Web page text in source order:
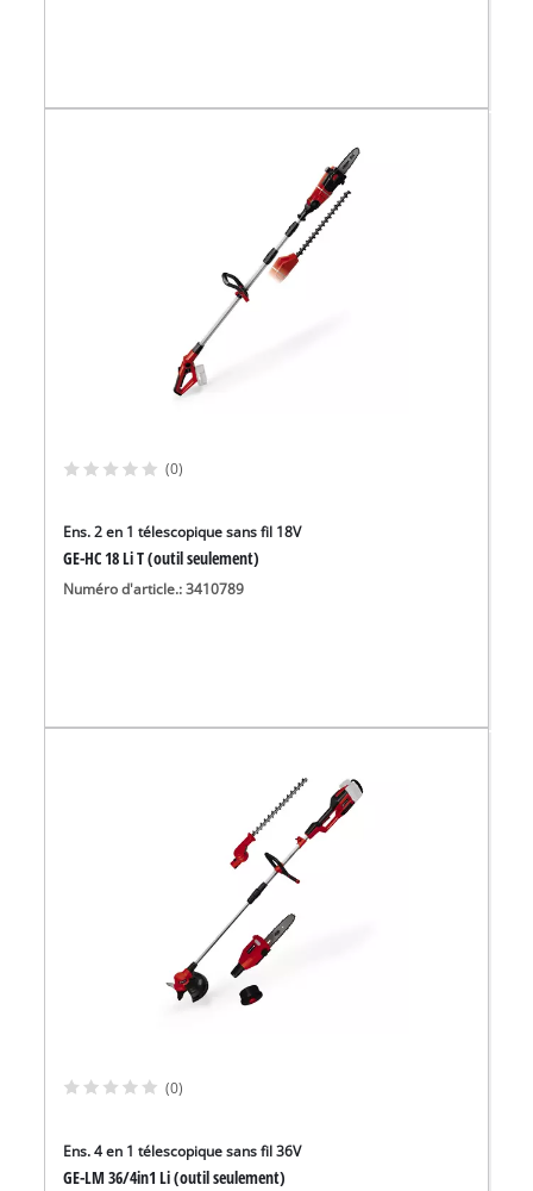
(0)
Ens. 2 en 1 télescopique sans fil 18V
GE-HC 18 Li T (outil seulement)
Numéro d'article.: 3410789
(0)
Ens. 4 en 1 télescopique sans fil 36V
GE-LM 36/4in1 Li (outil seulement)